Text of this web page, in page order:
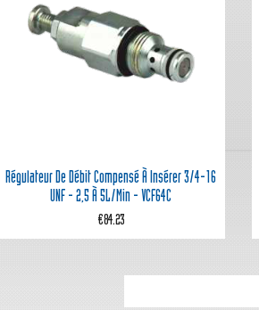
Quick view
Régulateur De Débit Compensé À Insérer 3/4-16
UNF - 2,5 À 5L/min - VCF64C
€84.23